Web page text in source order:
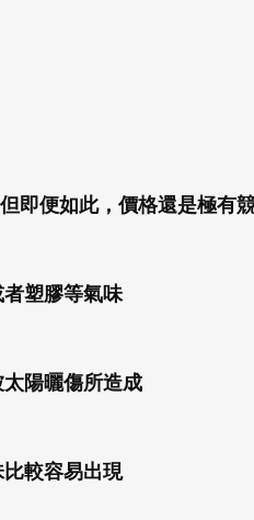
即便如此，價格還是極有
塑膠等氣味
陽曬傷所造成
較容易出現